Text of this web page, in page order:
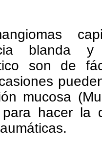
blanda
son de
mucosa
hacer la